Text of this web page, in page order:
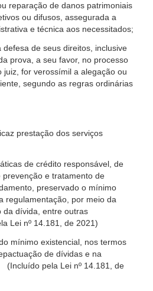
reparação de danos patrimoniais
ou difusos, assegurada a
e técnica aos necessitados;
defesa de seus direitos, inclusive
prova, a seu favor, no processo
juiz, for verossímil a alegação ou
segundo as regras ordinárias
prestação dos serviços
de crédito responsável, de
e tratamento de
preservado o mínimo
regulamentação, por meio da
da dívida, entre outras
nº 14.181, de 2021)
mínimo existencial, nos termos
de dívidas e na
pela Lei nº 14.181, de